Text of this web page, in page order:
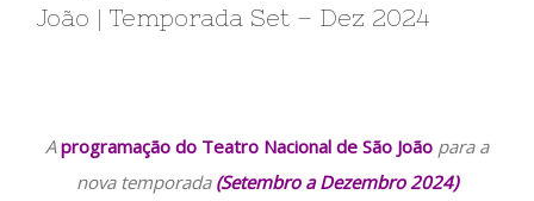
João | Temporada Set – Dez 2024
Aprogramação do Teatro Nacional de São João para a
nova temporada (Setembro a Dezembro 2024)